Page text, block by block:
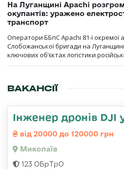
На Луганщині Apachi
окупантів: уражено
транспорт
Оператори ББпС Apachi 81-ї окремої
Слобожанської бригади на
ключових об’єктах логістики
ВАКАНСІЇ
Інженер дронів DJI
від 20000 до 120000 грн
Миколаїв
123 ОБрТрО